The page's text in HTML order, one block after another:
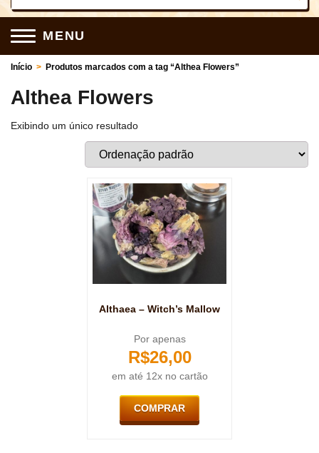
MENU
Início > Produtos marcados com a tag “Althea Flowers”
Althea Flowers
Exibindo um único resultado
Althaea – Witch’s Mallow
Por apenas
R$26,00
em até 12x no cartão
COMPRAR